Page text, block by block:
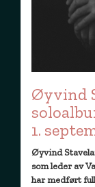
Øyvind
1.
Øyvind
som leder av
har medført